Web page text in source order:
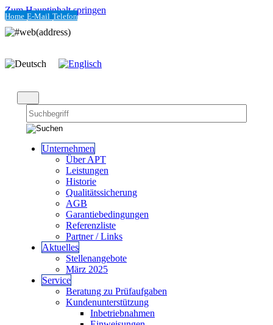
Zum Hauptinhalt springen
Home E-Mail Telefon
Unternehmen
Über APT
Leistungen
Historie
Qualitätssicherung
AGB
Garantiebedingungen
Referenzliste
Partner / Links
Aktuelles
Stellenangebote
März 2025
Service
Beratung zu Prüfaufgaben
Kundenunterstützung
Inbetriebnahmen